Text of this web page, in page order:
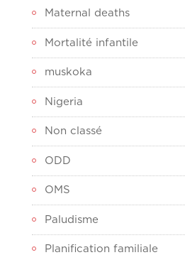
Maternal deaths
Mortalité infantile
muskoka
Nigeria
Non classé
ODD
OMS
Paludisme
Planification familiale